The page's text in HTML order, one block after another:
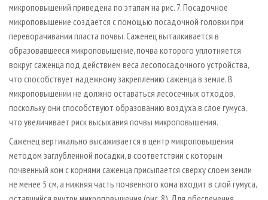
микроповышений приведена по этапам на рис. 7. Посадочное
микроповышение создается с помощью посадочной головки при
переворачивании пласта почвы. Саженец выталкивается в
образовавшееся микроповышение, почва которого уплотняется
вокруг саженца под действием веса лесопосадочного устройства,
что способствует надежному закреплению саженца в земле. В
микроповышении не должно оставаться лесосечных отходов,
поскольку они способствуют образованию воздуха в слое гумуса,
что увеличивает риск высыхания почвы микроповышения.
Саженец вертикально высаживается в центр микроповышения
методом заглубленной посадки, в соответствии с которым
почвенный ком с корнями саженца присыпается сверху слоем земли
не менее 5 см, а нижняя часть почвенного кома входит в слой гумуса,